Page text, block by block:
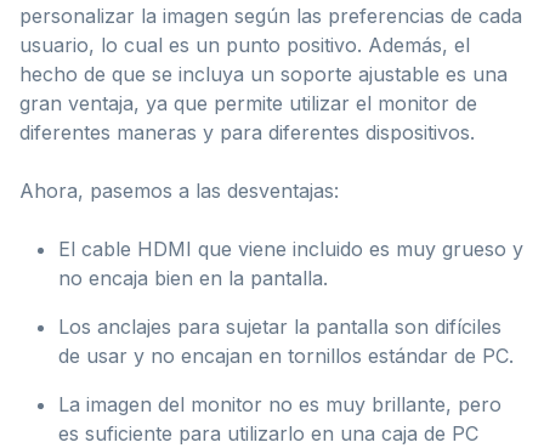
personalizar la imagen según las preferencias de cada
usuario, lo cual es un punto positivo. Además, el
hecho de que se incluya un soporte ajustable es una
gran ventaja, ya que permite utilizar el monitor de
diferentes maneras y para diferentes dispositivos.
Ahora, pasemos a las desventajas:
El cable HDMI que viene incluido es muy grueso y
no encaja bien en la pantalla.
Los anclajes para sujetar la pantalla son difíciles
de usar y no encajan en tornillos estándar de PC.
La imagen del monitor no es muy brillante, pero
es suficiente para utilizarlo en una caja de PC